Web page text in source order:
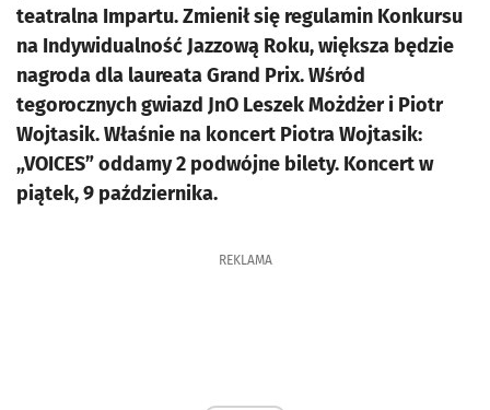
teatralna Impartu. Zmienił się regulamin Konkursu
na Indywidualność Jazzową Roku, większa będzie
nagroda dla laureata Grand Prix. Wśród
tegorocznych gwiazd JnO Leszek Możdżer i Piotr
Wojtasik. Właśnie na koncert Piotra Wojtasik:
„VOICES” oddamy 2 podwójne bilety. Koncert w
piątek, 9 października.
REKLAMA